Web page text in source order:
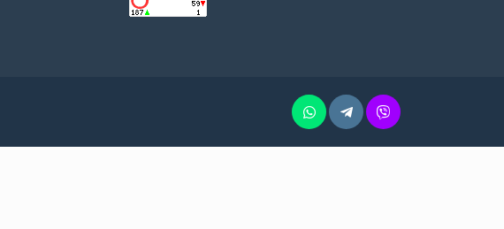
WhatsappTelegramVber